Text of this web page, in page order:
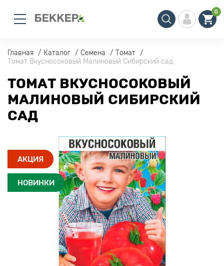
0
Главная Каталог Семена
Томат
Томат Вкусносоковый Малиновый Сибирский сад
ТОМАТ ВКУСНОСОКОВЫЙ
МАЛИНОВЫЙ СИБИРСКИЙ
САД
АКЦИЯ
НОВИНКИ